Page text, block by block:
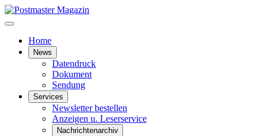
Home
News
Datendruck
Dokument
Sendung
Services
Newsletter bestellen
Anzeigen u. Leserservice
Nachrichtenarchiv